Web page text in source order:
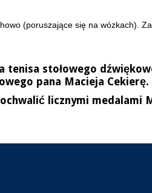
(poruszające się na wózkach).
tenisa stołowego
pana Macieja Cekierę.
licznymi medalami